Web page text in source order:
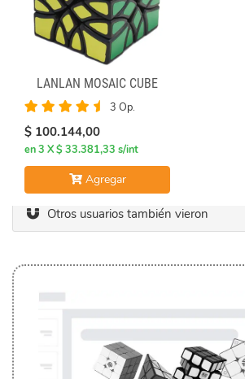
LANLAN MOSAIC CUBE
3 Op.
$ 100.144,00
en 3 X $ 33.381,33 s/int
Agregar
Otros usuarios también vieron